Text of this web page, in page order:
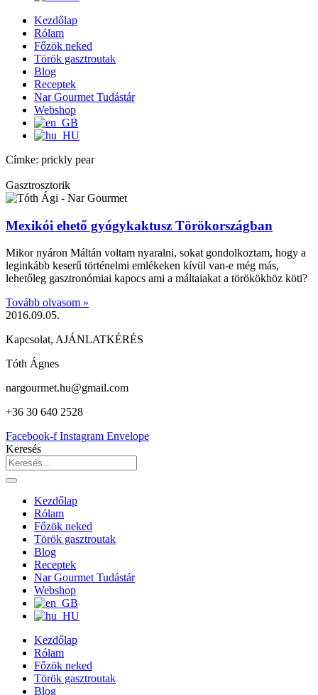
Kezdőlap
Rólam
Főzök neked
Török gasztroutak
Blog
Receptek
Nar Gourmet Tudástár
Webshop
Címke: prickly pear
Gasztrosztorik
Mexikói ehető gyógykaktusz Törökországban
Mikor nyáron Máltán voltam nyaralni, sokat gondolkoztam, hogy a
leginkább keserű történelmi emlékeken kívül van-e még más,
lehetőleg gasztronómiai kapocs ami a máltaiakat a törökökhöz köti?
Tovább olvasom »
2016.09.05.
Kapcsolat, AJÁNLATKÉRÉS
Tóth Ágnes
nargourmet.hu@gmail.com
+36 30 640 2528
Facebook-f Instagram Envelope
Keresés
Kezdőlap
Rólam
Főzök neked
Török gasztroutak
Blog
Receptek
Nar Gourmet Tudástár
Webshop
Kezdőlap
Rólam
Főzök neked
Török gasztroutak
Blog